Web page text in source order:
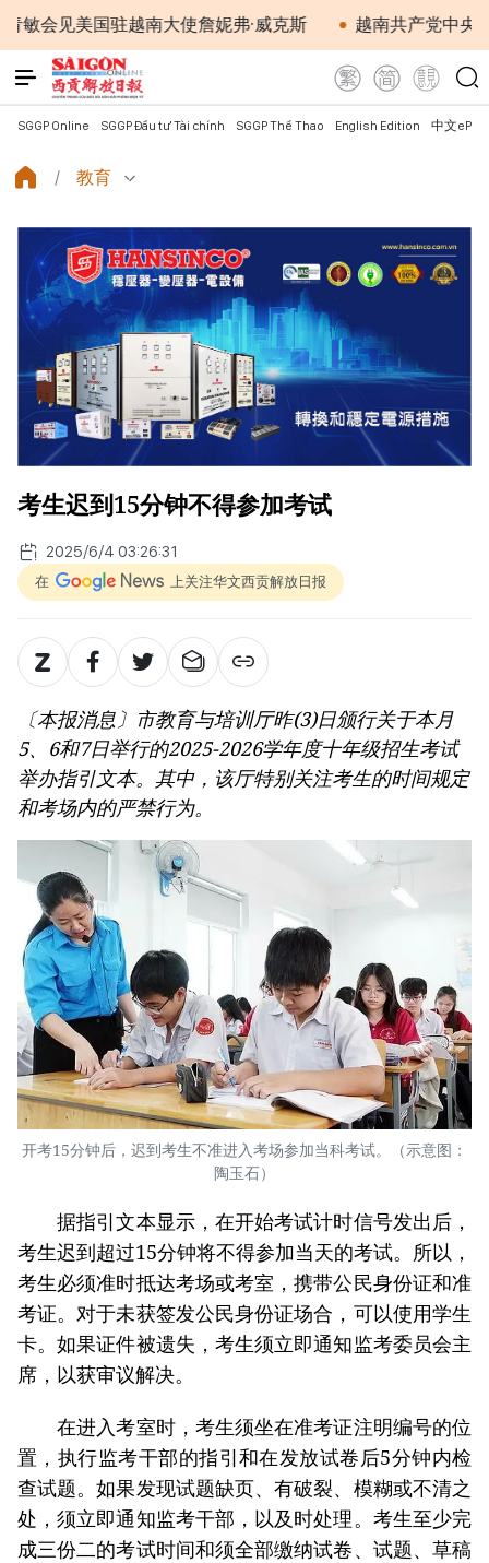
美国驻越南大使詹妮弗·威克斯 越南共产党中央总书记
SGGP Online SGGP Đầu tư Tài chính SGGP Thể Thao English Edition 中文
教育
考生迟到15分钟不得参加考试
2025/6/4 03:26:31
在 上关注华文西贡解放日报
〔本报消息〕市教育与培训厅昨(3)日颁行关于本月
5、6和7日举行的2025-2026学年度十年级招生考试
举办指引文本。其中，该厅特别关注考生的时间规定
和考场内的严禁行为。
开考15分钟后，迟到考生不准进入考场参加当科考试。（示意图：
陶玉石）
据指引文本显示，在开始考试计时信号发出后，
考生迟到超过15分钟将不得参加当天的考试。所以，
考生必须准时抵达考场或考室，携带公民身份证和准
考证。对于未获签发公民身份证场合，可以使用学生
卡。如果证件被遗失，考生须立即通知监考委员会主
席，以获审议解决。
在进入考室时，考生须坐在准考证注明编号的位
置，执行监考干部的指引和在发放试卷后5分钟内检
查试题。如果发现试题缺页、有破裂、模糊或不清之
处，须立即通知监考干部，以及时处理。考生至少完
成三份二的考试时间和须全部缴纳试卷、试题、草稿